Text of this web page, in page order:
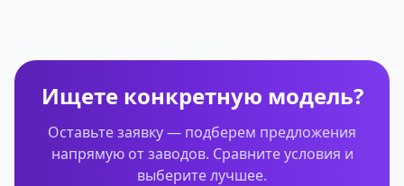
Ищете конкретную модель?
Оставьте заявку — подберем предложения
напрямую от заводов. Сравните условия и
выберите лучшее.